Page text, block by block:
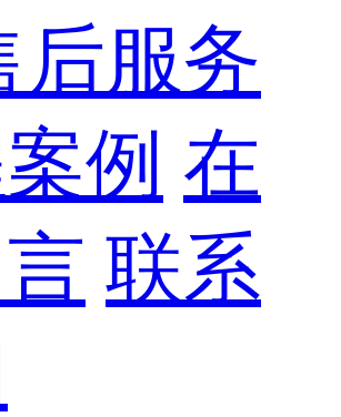
后服务
例 在
联系